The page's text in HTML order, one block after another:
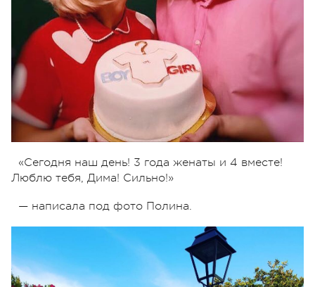
«Сегодня наш день! 3 года женаты и 4 вместе!
Люблю тебя, Дима! Сильно!»
— написала под фото Полина.